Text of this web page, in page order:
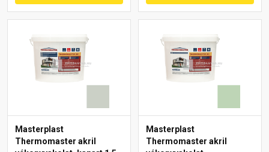
Masterplast
Thermomaster akril
Masterplast
Thermomaster akril